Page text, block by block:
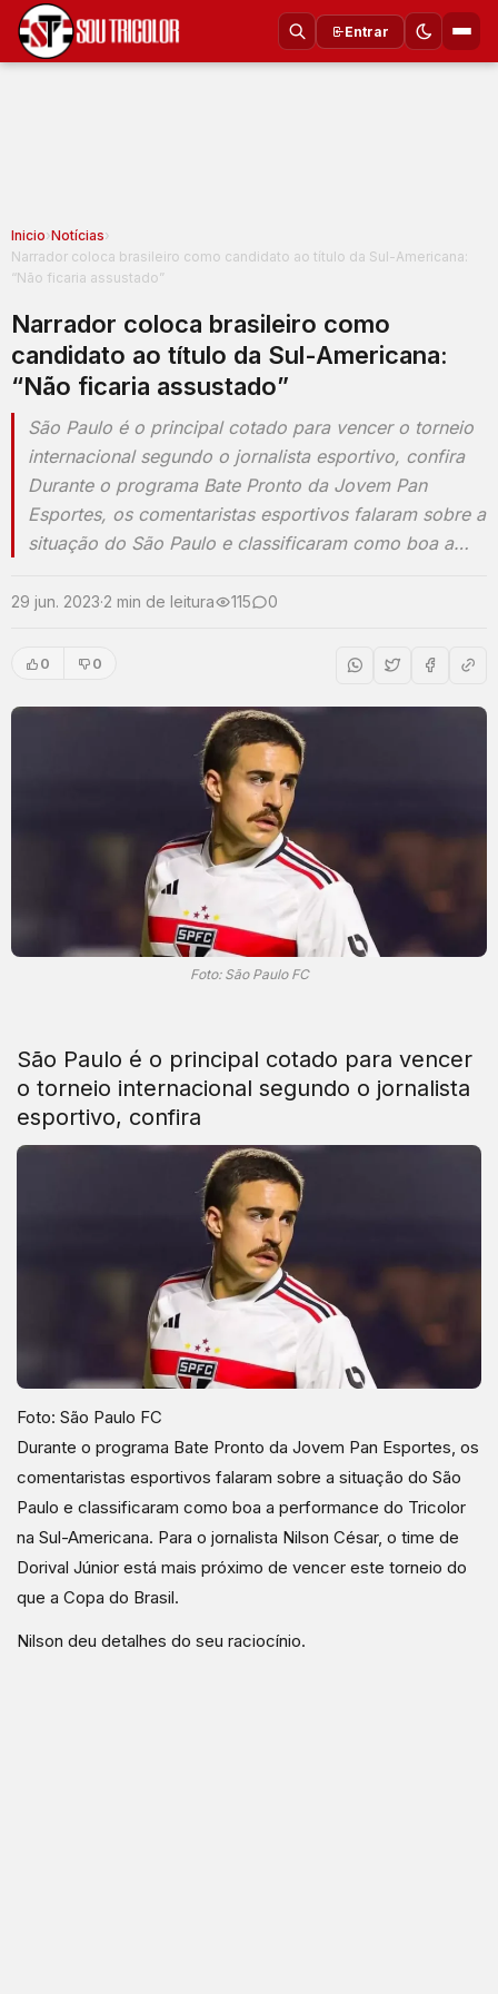
Entrar
Inicio›Notícias›
Narrador coloca brasileiro como candidato ao título da Sul-Americana:
“Não ficaria assustado”
Narrador coloca brasileiro como
candidato ao título da Sul-Americana:
“Não ficaria assustado”
São Paulo é o principal cotado para vencer o torneio
internacional segundo o jornalista esportivo, confira
Durante o programa Bate Pronto da Jovem Pan
Esportes, os comentaristas esportivos falaram sobre a
situação do São Paulo e classificaram como boa a…
29 jun. 2023·2 min de leitura 115 0
0 0
Foto: São Paulo FC
São Paulo é o principal cotado para vencer
o torneio internacional segundo o jornalista
esportivo, confira
Foto: São Paulo FC
Durante o programa Bate Pronto da Jovem Pan Esportes, os
comentaristas esportivos falaram sobre a situação do São
Paulo e classificaram como boa a performance do Tricolor
na Sul-Americana. Para o jornalista Nilson César, o time de
Dorival Júnior está mais próximo de vencer este torneio do
que a Copa do Brasil.
Nilson deu detalhes do seu raciocínio.